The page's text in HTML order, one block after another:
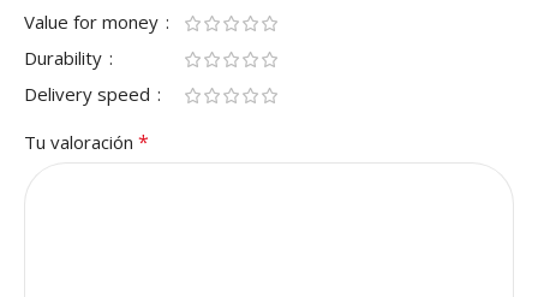
Value for money
Durability
Delivery speed
Tu valoración *